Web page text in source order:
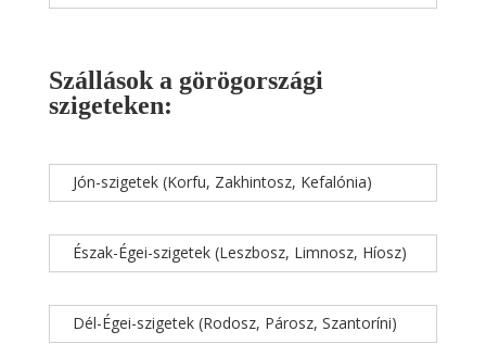
Szállások a görögországi
szigeteken:
Jón-szigetek (Korfu, Zakhintosz, Kefalónia)
Észak-Égei-szigetek (Leszbosz, Limnosz, Híosz)
Dél-Égei-szigetek (Rodosz, Párosz, Szantoríni)